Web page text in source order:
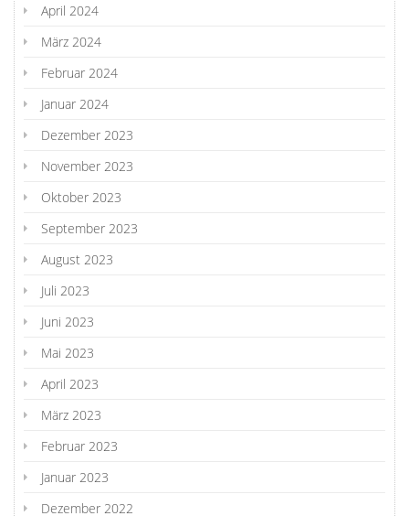
April 2024
März 2024
Februar 2024
Januar 2024
Dezember 2023
November 2023
Oktober 2023
September 2023
August 2023
Juli 2023
Juni 2023
Mai 2023
April 2023
März 2023
Februar 2023
Januar 2023
Dezember 2022